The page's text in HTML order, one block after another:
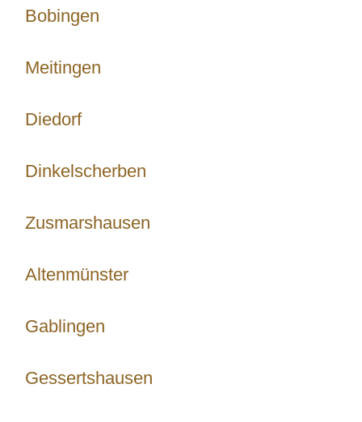
Bobingen
Meitingen
Diedorf
Dinkelscherben
Zusmarshausen
Altenmünster
Gablingen
Gessertshausen